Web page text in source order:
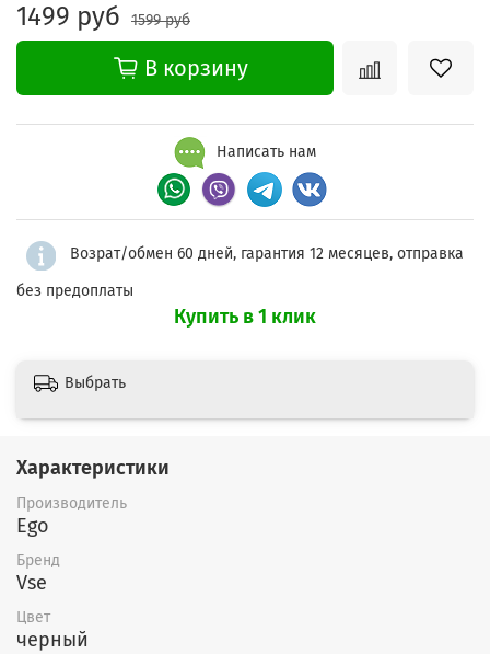
1499 руб 1599 руб
В корзину
Написать нам
Возрат/обмен 60 дней, гарантия 12 месяцев, отправка
без предоплаты
Купить в 1 клик
Выбрать
Характеристики
Производитель
Ego
Бренд
Vse
Цвет
черный